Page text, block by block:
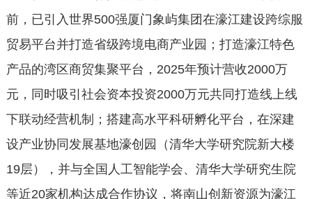
前，已引入世界500强厦门象屿集团在濠江建设跨综服
贸易平台并打造省级跨境电商产业园；打造濠江特色
产品的湾区商贸集聚平台，2025年预计营收2000万
元，同时吸引社会资本投资2000万元共同打造线上线
下联动经营机制；搭建高水平科研孵化平台，在深建
设产业协同发展基地濠创园（清华大学研究院新大楼
19层），并与全国人工智能学会、清华大学研究生院
等近20家机构达成合作协议，将南山创新资源为濠江